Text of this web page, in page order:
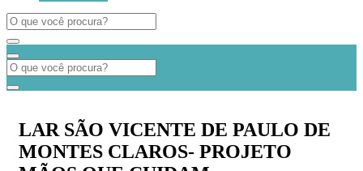
LAR SÃO VICENTE DE PAULO DE
MONTES CLAROS- PROJETO